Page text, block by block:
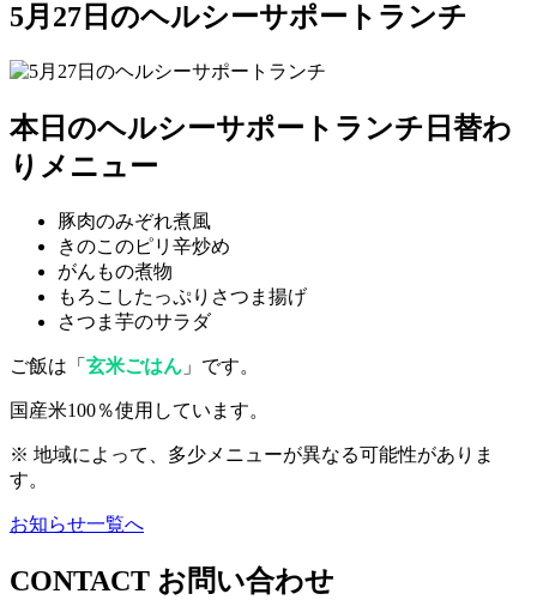
5月27日のヘルシーサポートランチ
本日のヘルシーサポートランチ日替わ
りメニュー
豚肉のみぞれ煮風
きのこのピリ辛炒め
がんもの煮物
もろこしたっぷりさつま揚げ
さつま芋のサラダ
ご飯は「 玄米ごはん 」です。
国産米100％使用しています。
※ 地域によって、多少メニューが異なる可能性がありま
す。
お知らせ一覧へ
CONTACT お問い合わせ